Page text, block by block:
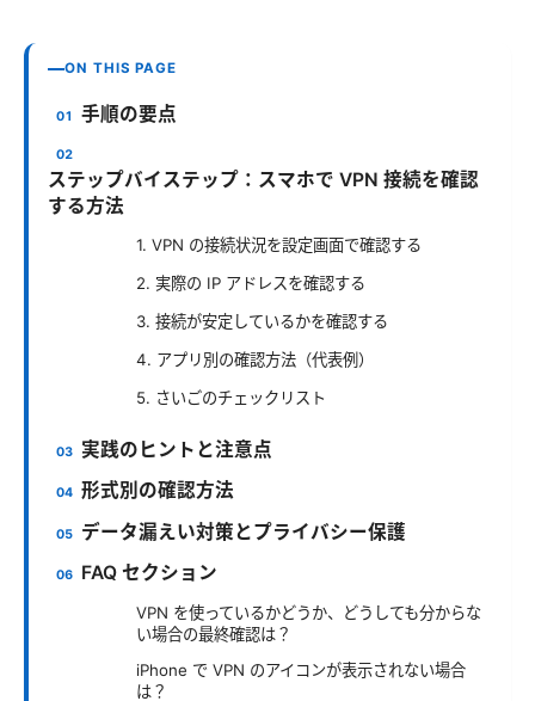
ON THIS PAGE
手順の要点
ステップバイステップ：スマホで VPN 接続を確認
する方法
1. VPN の接続状況を設定画面で確認する
2. 実際の IP アドレスを確認する
3. 接続が安定しているかを確認する
4. アプリ別の確認方法（代表例）
5. さいごのチェックリスト
実践のヒントと注意点
形式別の確認方法
データ漏えい対策とプライバシー保護
FAQ セクション
VPN を使っているかどうか、どうしても分からな
い場合の最終確認は？
iPhone で VPN のアイコンが表示されない場合
は？